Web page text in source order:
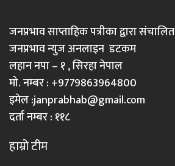
जनप्रभाव साप्ताहिक पत्रीका द्वारा संचालित
जनप्रभाव न्युज अनलाइन डटकम
लहान नपा – १ , सिरहा नेपाल
मो. नम्बर : +9779863964800
इमेल :janprabhab@gmail.com
दर्ता नम्बर : ११८
हाम्रो टीम